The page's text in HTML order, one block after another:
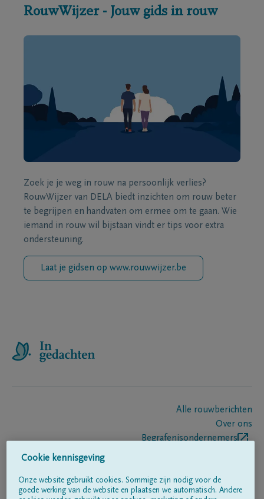
RouwWijzer - Jouw gids in rouw
Zoek je je weg in rouw na persoonlijk verlies?
RouwWijzer van DELA biedt inzichten om rouw beter
te begrijpen en handvaten om ermee om te gaan. Wie
iemand in rouw wil bijstaan vindt er tips voor extra
ondersteuning.
Laat je gidsen op www.rouwwijzer.be
Alle rouwberichten
Over ons
Begrafenisondernemers
Volg ons op
Cookie kennisgeving
Onze website gebruikt cookies. Sommige zijn nodig voor de
goede werking van de website en plaatsen we automatisch. Andere